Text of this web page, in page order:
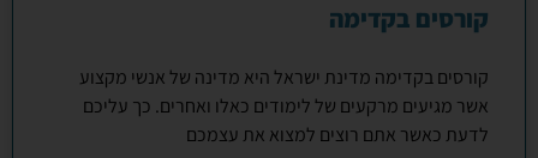
קורסים בקדימה
קורסים בקדימה מדינת ישראל היא מדינה של אנשי מקצוע
אשר מגיעים מרקעים של לימודים כאלו ואחרים. כך עליכם
לדעת כאשר אתם רוצים למצוא את עצמכם